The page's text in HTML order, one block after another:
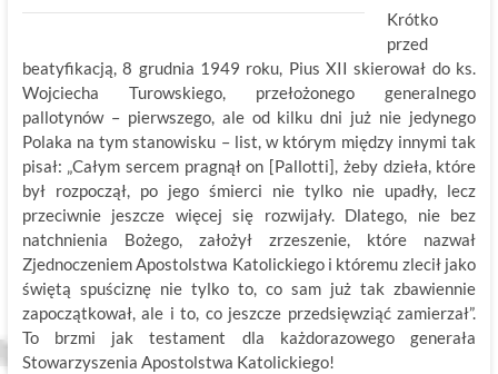
Krótko
przed
beatyfikacją, 8 grudnia 1949 roku, Pius XII skierował do ks.
Wojciecha Turowskiego, przełożonego generalnego
pallotynów – pierwszego, ale od kilku dni już nie jedynego
Polaka na tym stanowisku – list, w którym między innymi tak
pisał: „Całym sercem pragnął on [Pallotti], żeby dzieła, które
był rozpoczął, po jego śmierci nie tylko nie upadły, lecz
przeciwnie jeszcze więcej się rozwijały. Dlatego, nie bez
natchnienia Bożego, założył zrzeszenie, które nazwał
Zjednoczeniem Apostolstwa Katolickiego i któremu zlecił jako
świętą spuściznę nie tylko to, co sam już tak zbawiennie
zapoczątkował, ale i to, co jeszcze przedsięwziąć zamierzał”.
To brzmi jak testament dla każdorazowego generała
Stowarzyszenia Apostolstwa Katolickiego!